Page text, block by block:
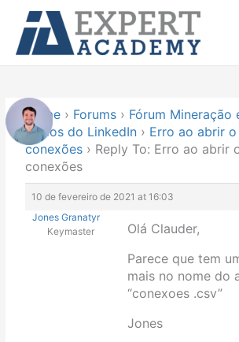
conteúdo
Home › Forums › Fórum Mineração
Dados do LinkedIn › Erro ao abrir
conexões › Reply To: Erro ao abrir
conexões
10 de fevereiro de 2021 at 16:03
Jones Granatyr
Keymaster
Olá Clauder,
Parece que tem
mais no nome do
“conexoes .csv”
Jones